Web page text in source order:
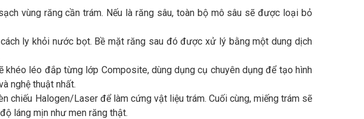
vùng răng cần trám. Nếu là răng sâu, toàn bộ mô sâu sẽ được loại bỏ
ly khỏi nước bọt. Bề mặt răng sau đó được xử lý bằng một dung dịch
khéo léo đắp từng lớp Composite, dùng dụng cụ chuyên dụng để tạo hình
nghệ thuật nhất.
chiếu Halogen/Laser để làm cứng vật liệu trám. Cuối cùng, miếng trám sẽ
láng mịn như men răng thật.